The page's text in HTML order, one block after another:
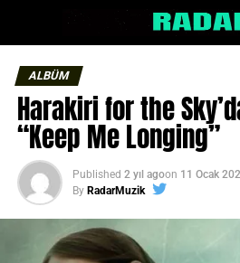
ALBÜM
Harakiri for the
“Keep Me Longing”
Published 2 yıl agoon 11 Ocak
By RadarMuzik